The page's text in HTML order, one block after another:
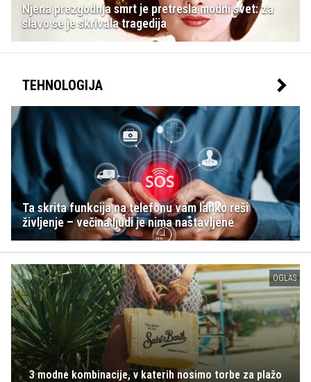
Njena prezgodnja smrt je pretresla modni svet: za
slavo se je skrivala tragedija
TEHNOLOGIJA
Ta skrita funkcija na telefonu vam lahko reši
življenje – večina ljudi je nima nastavljene
OGLAS
3 modne kombinacije, v katerih nosimo torbe za plažo